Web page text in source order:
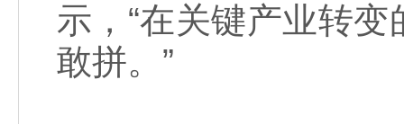
示，“在关键产业转
敢拼。”